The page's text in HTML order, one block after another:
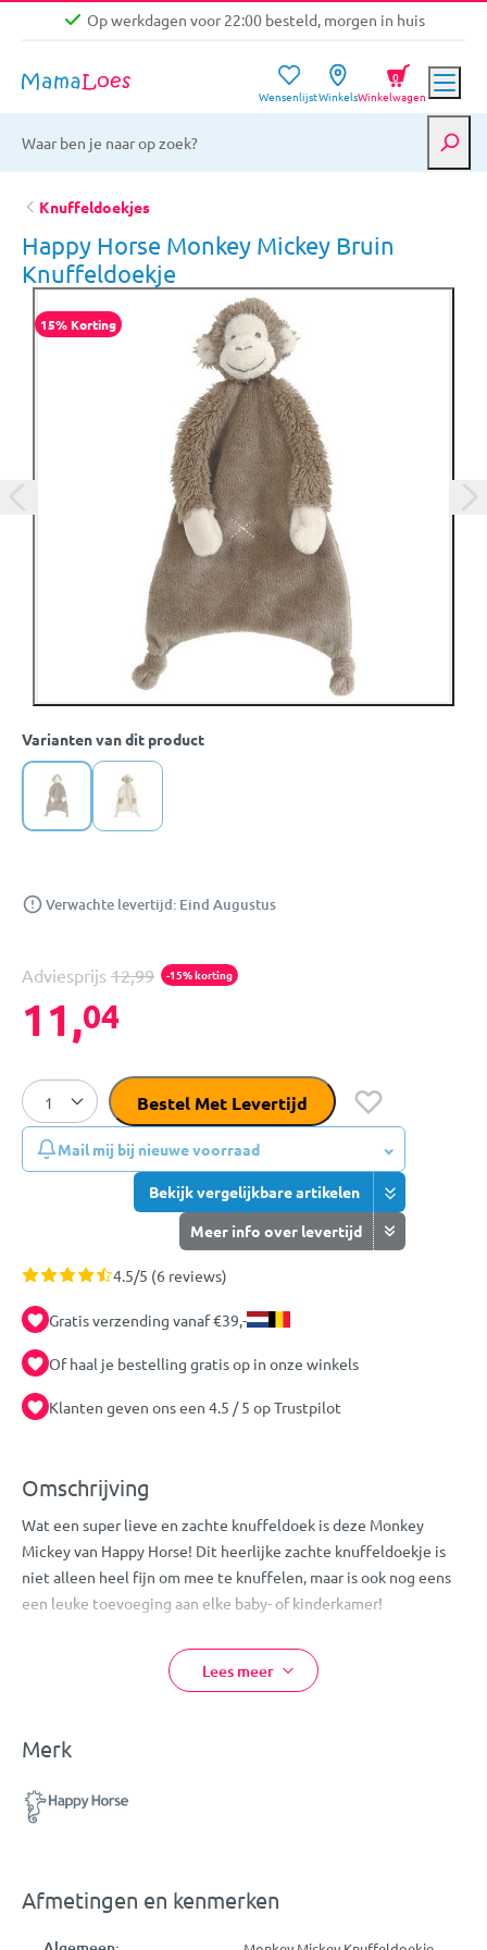
Op werkdagen voor 22:00 besteld, morgen in huis
Gratis verzending vanaf €39,-
Op werkdagen voor 22:00 besteld, morgen in huis
WensenlijstWinkelsWinkelwagen
0
Knuffeldoekjes
Happy Horse Monkey Mickey Bruin
Knuffeldoekje
15% Korting
Varianten van dit product
Verwachte levertijd: Eind Augustus
Adviesprijs 12,99 -15% korting
11,04
Bestel Met Levertijd
Mail mij bij nieuwe voorraad
Bekijk vergelijkbare artikelen
Meer info over levertijd
4.5/5 (6 reviews)
Gratis verzending vanaf €39,-
Of haal je bestelling gratis op in onze winkels
Klanten geven ons een 4.5 / 5 op Trustpilot
Omschrijving
Wat een super lieve en zachte knuffeldoek is deze Monkey
Mickey van Happy Horse! Dit heerlijke zachte knuffeldoekje is
niet alleen heel fijn om mee te knuffelen, maar is ook nog eens
een leuke toevoeging aan elke baby- of kinderkamer!
kleintje. Deze leuke knuffeldoek heeft een afmeting van 28 cm
en is geschikt voor kindjes vanaf de geboorte.
Design: Monkey Mickey
Geschikt voor kindjes vanaf de geboorte
Lees meer
Merk
Afmetingen en kenmerken